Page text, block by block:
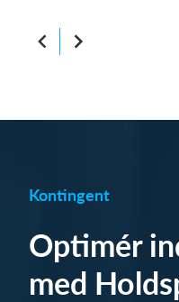
Kontingent
Optimér
med